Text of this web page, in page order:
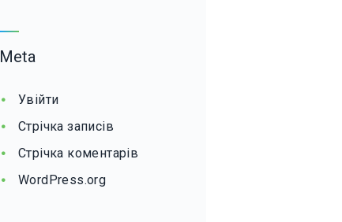
Meta
Увійти
Стрічка записів
Стрічка коментарів
WordPress.org